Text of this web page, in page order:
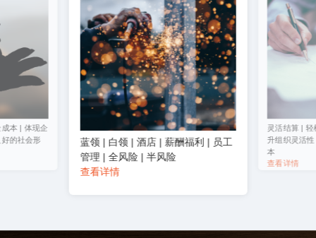
本 | 体现企
的社会形
蓝领 | 白领 | 酒店 | 薪酬福利 | 员工
管理 | 全风险 | 半风险
查看详情
灵活结算 |
升组织灵活
本
查看详情